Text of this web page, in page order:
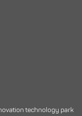
technology park